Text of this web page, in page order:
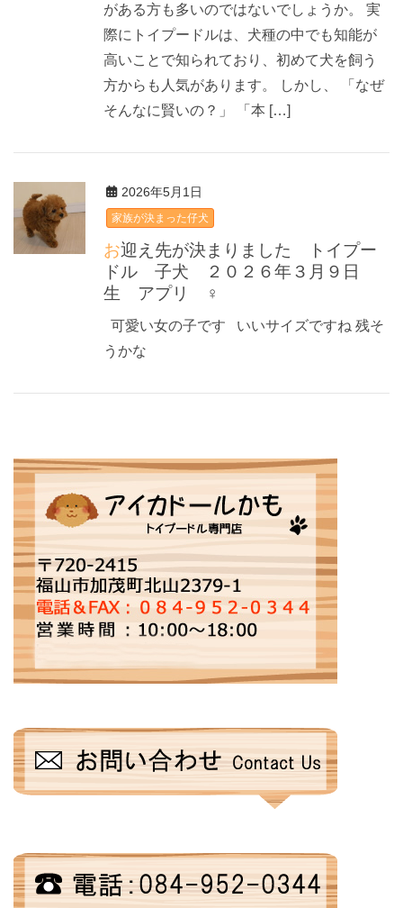
がある方も多いのではないでしょうか。 実
際にトイプードルは、犬種の中でも知能が
高いことで知られており、初めて犬を飼う
方からも人気があります。 しかし、 「なぜ
そんなに賢いの？」 「本 […]
2026年5月1日
家族が決まった仔犬
お迎え先が決まりました トイプー
ドル 子犬 ２０２６年３月９日
生 アプリ ♀
可愛い女の子です いいサイズですね 残そ
うかな